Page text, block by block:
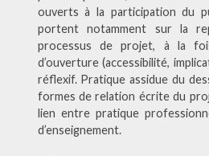
ouverts à la participation du
portent notamment sur la
processus de projet, à la
d’ouverture (accessibilité,
réflexif. Pratique assidue du
formes de relation écrite du
lien entre pratique
d’enseignement.